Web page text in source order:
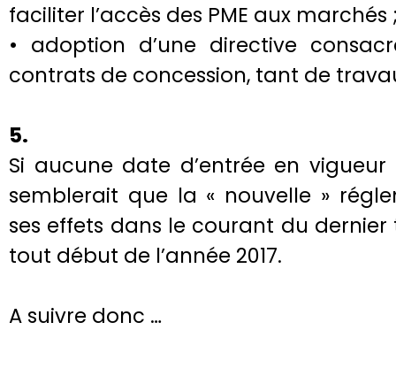
faciliter l’accès des PME aux marchés
• adoption d’une directive
contrats de concession, tant de
5.
Si aucune date d’entrée en vigueur
semblerait que la « nouvelle »
ses effets dans le courant du dernier
tout début de l’année 2017.
A suivre donc …